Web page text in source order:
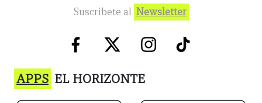
Suscribete al Newsletter
APPS EL HORIZONTE